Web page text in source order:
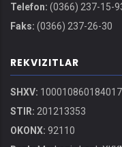
Telefon: (0366) 237-15-
Faks: (0366) 237-26-30
REKVIZITLAR
SHXV:
STIR: 201213353
OKONX: 92110